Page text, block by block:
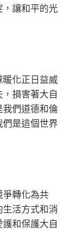
讓和平的光
化正日益威
損害著大自
們道德和倫
是這個世界
轉化為共
活方式和消
和保護大自